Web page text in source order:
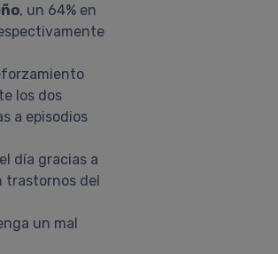
, un 64% en
los dos
a episodios
día gracias a
trastornos del
un mal